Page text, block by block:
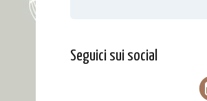
Seguici sui social